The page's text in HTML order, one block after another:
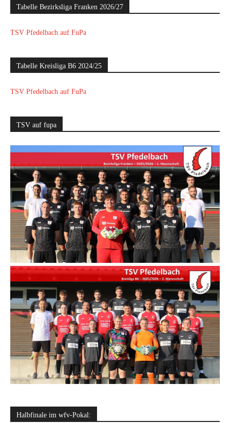
Tabelle Bezirksliga Franken 2026/27
TSV Pfedelbach auf FuPa
Tabelle Kreisliga B6 2024/25
TSV Pfedelbach auf FuPa
TSV auf fupa
Halbfinale im wfv-Pokal: